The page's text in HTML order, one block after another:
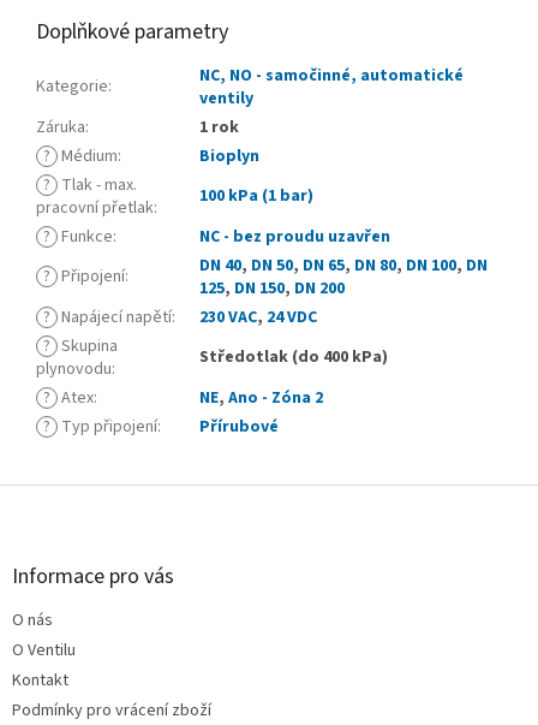
Doplňkové parametry
Kategorie:
NC, NO - samočinné, automatické
ventily
Záruka:
1 rok
? Médium:
Bioplyn
? Tlak - max.
pracovní přetlak:
100 kPa (1 bar)
? Funkce:
NC - bez proudu uzavřen
? Připojení: DN 40, DN 50, DN 65, DN 80, DN 100, DN
125, DN 150, DN 200
? Napájecí napětí: 230 VAC, 24 VDC
? Skupina
plynovodu:
Středotlak (do 400 kPa)
? Atex: NE, Ano - Zóna 2
? Typ připojení: Přírubové
Z
Informace pro vás
O nás
O Ventilu
Kontakt
Podmínky pro vrácení zboží